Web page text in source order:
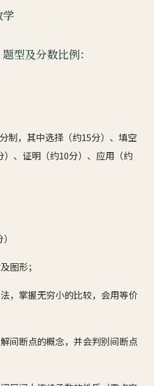
学
型及分数比例：
制，其中选择（约15分）、填空
）、证明（约10分）、应用（约
图形；
，掌握无穷小的比较，会用等价
间断点的概念，并会判别间断点